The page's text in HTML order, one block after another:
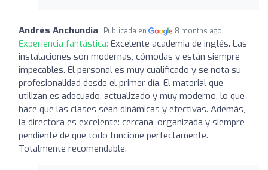
Andrés Anchundia Publicada en 8 months ago
Experiencia fantástica: Excelente academia de inglés. Las
instalaciones son modernas, cómodas y están siempre
impecables. El personal es muy cualificado y se nota su
profesionalidad desde el primer día. El material que
utilizan es adecuado, actualizado y muy moderno, lo que
hace que las clases sean dinámicas y efectivas. Además,
la directora es excelente: cercana, organizada y siempre
pendiente de que todo funcione perfectamente.
Totalmente recomendable.